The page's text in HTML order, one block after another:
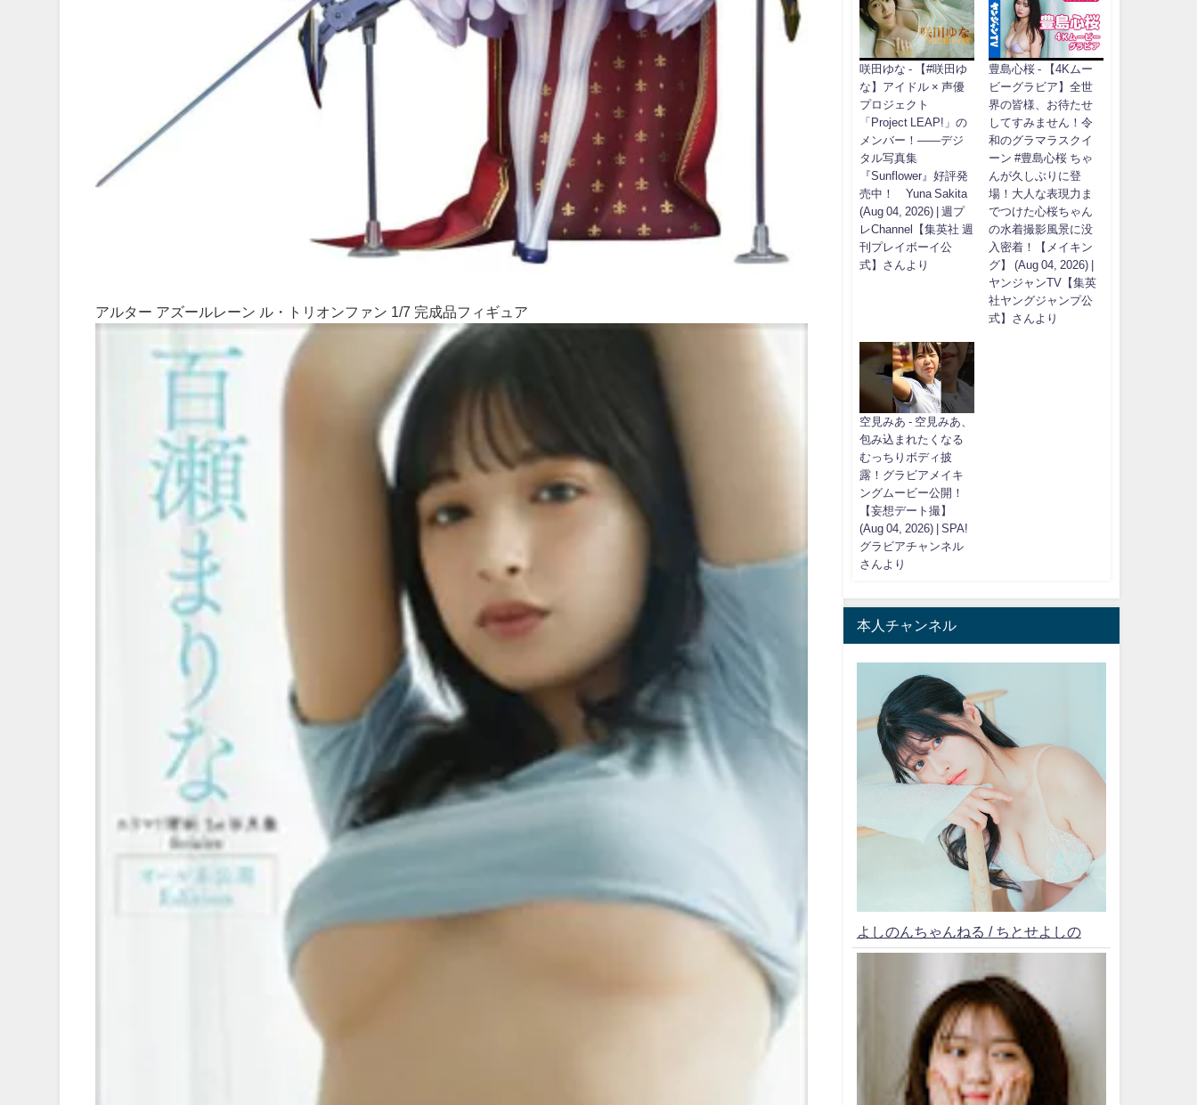
アルター アズールレーン ル・トリオンファン 1/7 完成品フィギュア
咲田ゆな - 【#咲田ゆ
な】アイドル × 声優
プロジェクト
「Project LEAP!」の
メンバー！――デジ
タル写真集
『Sunflower』好評発
売中！ Yuna Sakita
(Aug 04, 2026) | 週プ
レChannel【集英社 週
刊プレイボーイ公
式】さんより
豊島心桜 - 【4Kムー
ビーグラビア】全世
界の皆様、お待たせ
してすみません！令
和のグラマラスクイ
ーン #豊島心桜 ちゃ
んが久しぶりに登
場！大人な表現力ま
でつけた心桜ちゃん
の水着撮影風景に没
入密着！【メイキン
グ】 (Aug 04, 2026) |
ヤンジャンTV【集英
社ヤングジャンプ公
式】さんより
空見みあ - 空見みあ、
包み込まれたくなる
むっちりボディ披
露！グラビアメイキ
ングムービー公開！
【妄想デート撮】
(Aug 04, 2026) | SPA!
グラビアチャンネル
さんより
本人チャンネル
よしのんちゃんねる / ちとせよしの